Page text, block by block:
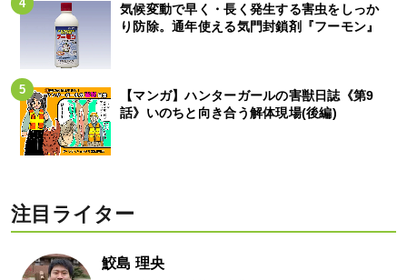
気候変動で早く・長く発生する害虫をしっか
り防除。通年使える気門封鎖剤『フーモン』
【マンガ】ハンターガールの害獣日誌《第9
話》いのちと向き合う解体現場(後編)
注目ライター
鮫島 理央